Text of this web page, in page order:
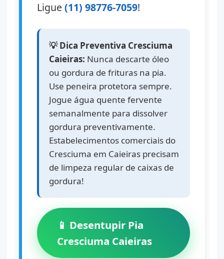
Ligue(11) 98776-7059!
💡 Dica Preventiva Cresciuma
Caieiras: Nunca descarte óleo
ou gordura de frituras na pia.
Use peneira protetora sempre.
Jogue água quente fervente
semanalmente para dissolver
gordura preventivamente.
Estabelecimentos comerciais do
Cresciuma em Caieiras precisam
de limpeza regular de caixas de
gordura!
📱 Desentupir Pia
Cresciuma Caieiras